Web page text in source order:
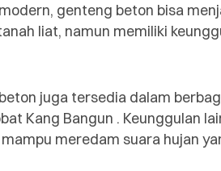
genteng beton bisa
liat, namun memiliki
juga tersedia dalam
Kang Bangun . Keunggulan
meredam suara hujan